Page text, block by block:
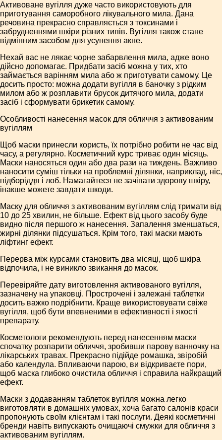
Активоване вугілля дуже часто використовують для
приготування саморобного лікувального мила. Дана
речовина прекрасно справляється з токсинами і
забрудненнями шкіри різних типів. Вугілля також стане
відмінним засобом для усунення акне.
Нехай вас не лякає чорне забарвлення мила, адже воно
дійсно допомагає. Придбати засіб можна у тих, хто
займається варінням мила або ж приготувати самому. Це
досить просто: можна додати вугілля в баночку з рідким
милом або ж розплавити брусок дитячого мила, додати
засіб і сформувати брикетик самому.
Особливості нанесення масок для обличчя з активованим
вугіллям
Щоб маски принесли користь, їх потрібно робити не час від
часу, а регулярно. Косметичний курс триває один місяць.
Маски наносяться один або два рази на тиждень. Важливо
наносити суміш тільки на проблемні ділянки, наприклад, ніс,
підборіддя і лоб. Намагайтеся не зачіпати здорову шкіру,
інакше можете завдати шкоди.
Маску для обличчя з активованим вугіллям слід тримати від
10 до 25 хвилин, не більше. Ефект від цього засобу буде
видно після першого ж нанесення. Запалення зменшаться,
жирні ділянки підсушаться. Крім того, такі маски мають
ліфтинг ефект.
Перерва між курсами становить два місяці, щоб шкіра
відпочила, і не виникло звикання до масок.
Перевіряйте дату виготовлення активованого вугілля,
зазначену на упаковці. Прострочені і залежані таблетки
досить важко подрібнити. Краще використовувати свіже
вугілля, щоб бути впевненими в ефективності і якості
препарату.
Косметологи рекомендують перед нанесенням маски
спочатку розпарити обличчя, зробивши парову ванночку на
лікарських травах. Прекрасно підійде ромашка, звіробій
або календула. Впливаючи парою, ви відкриваєте пори,
щоб маска глибоко очистила обличчя і справила найкращий
ефект.
Маски з додаванням таблеток вугілля можна легко
виготовляти в домашніх умовах, хоча багато салонів краси
пропонують своїм клієнтам і такі послуги. Деякі косметичні
бренди навіть випускають очищаючі смужки для обличчя з
активованим вугіллям.